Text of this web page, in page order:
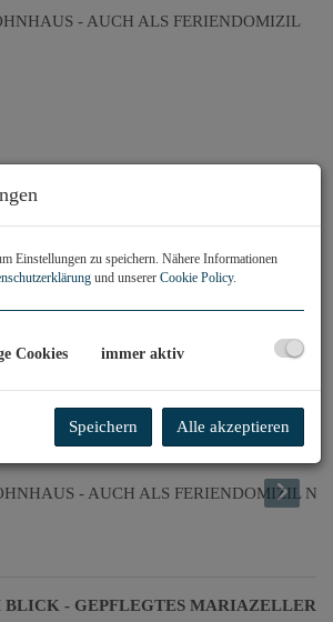
BLICK - GEPFLEGTES MARIAZELLER
Einstellungen zu speichern. Nähere Informationen
und unserer Cookie Policy.
Cookies immer aktiv
Speichern Alle akzeptieren